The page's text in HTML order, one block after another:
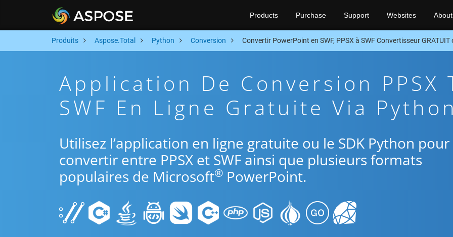
Products Purchase Support Websites About
Produits Aspose.Total Python Conversion Convertir PowerPoint en SWF, PPSX à SWF Convertisseur GRATUIT
Application De Conversion PPSX
SWF En Ligne Gratuite Via Python
Utilisez l’application en ligne gratuite ou le SDK Python pour
convertir entre PPSX et SWF ainsi que plusieurs formats
populaires de Microsoft® PowerPoint.